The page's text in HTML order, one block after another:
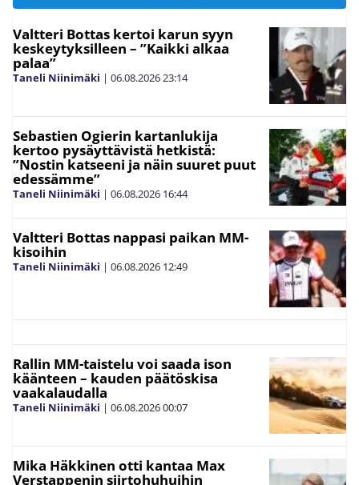
Valtteri Bottas kertoi karun syyn
keskeytyksilleen – ”Kaikki alkaa
palaa”
Taneli Niinimäki | 06.08.202623:14
Sebastien Ogierin kartanlukija
kertoo pysäyttävistä hetkistä:
”Nostin katseeni ja näin suuret puut
edessämme”
Taneli Niinimäki | 06.08.2026 16:44
Valtteri Bottas nappasi paikan MM-
kisoihin
Taneli Niinimäki | 06.08.2026 12:49
Rallin MM-taistelu voi saada ison
käänteen – kauden päätöskisa
vaakalaudalla
Taneli Niinimäki | 06.08.202600:07
Mika Häkkinen otti kantaa Max
Verstappenin siirtohuhuihin